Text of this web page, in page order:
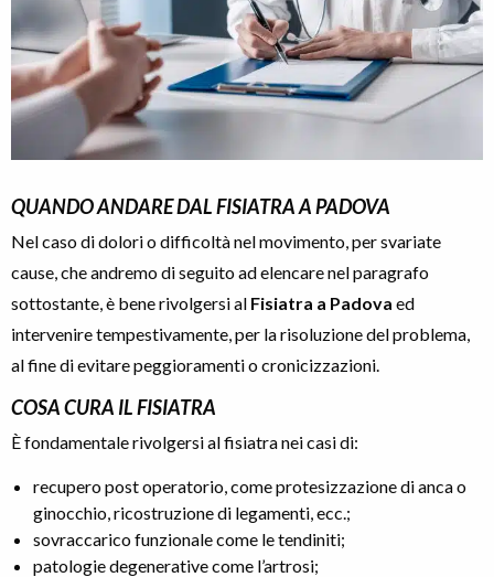
QUANDO ANDARE DALFISIATRA A PADOVA
Nel caso di dolori o difficoltà nel movimento, per svariate
cause, che andremo di seguito ad elencare nel paragrafo
sottostante, è bene rivolgersi al Fisiatra a Padova ed
intervenire tempestivamente, per la risoluzione del problema,
al fine di evitare peggioramenti o cronicizzazioni.
COSA CURA IL FISIATRA
È fondamentale rivolgersi al fisiatra nei casi di:
recupero post operatorio, come protesizzazione di anca o
ginocchio, ricostruzione di legamenti, ecc.;
sovraccarico funzionale come le tendiniti;
patologie degenerative come l’artrosi;